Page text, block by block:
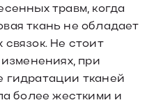
травм, когда
ткань не обладает
Не стоит
при
тканей
более жесткими и